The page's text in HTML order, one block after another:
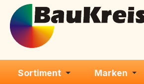
Hauptinhalt springen
Zur Suche springen
Zur Hauptnavigation springen
Sortiment Marken